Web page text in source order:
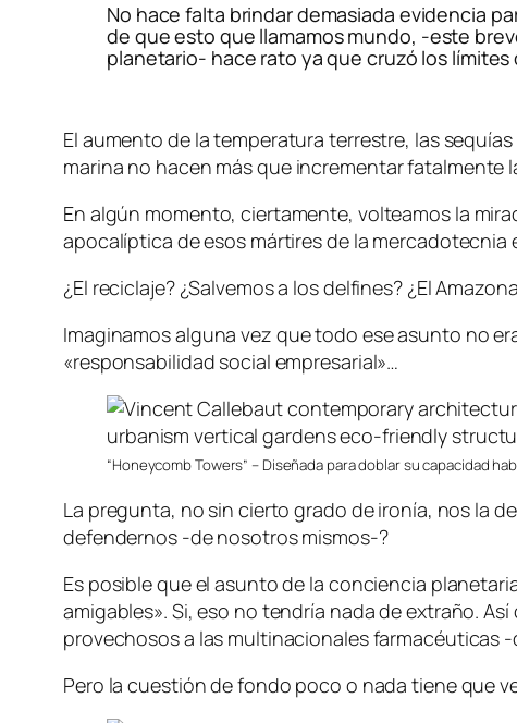
No hace falta brindar demasiada evidencia
de que esto que llamamos mundo, -este
planetario- hace rato ya que cruzó los límites
El aumento de la temperatura terrestre, las
marina no hacen más que incrementar fatalmente
En algún momento, ciertamente, volteamos la
apocalíptica de esos mártires de la mercadotecnia
¿El reciclaje? ¿Salvemos a los delfines? ¿El
Imaginamos alguna vez que todo ese asunto no
«responsabilidad social empresarial»…
“Honeycomb Towers” – Diseñada para doblar su capacidad
La pregunta, no sin cierto grado de ironía, nos la
defendernos -de nosotros mismos-?
Es posible que el asunto de la conciencia
amigables». Si, eso no tendría nada de extraño.
provechosos a las multinacionales farmacéuticas
Pero la cuestión de fondo poco o nada tiene que